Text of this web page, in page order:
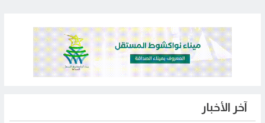
الأخبار